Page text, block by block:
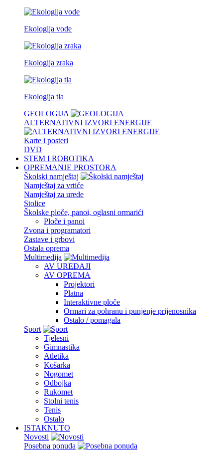
Ekologija vode
Ekologija zraka
Ekologija tla
GEOLOGIJA
ALTERNATIVNI IZVORI ENERGIJE
Karte i posteri
DVD
STEM I ROBOTIKA
OPREMANJE PROSTORA
Školski namještaj
Namještaj za vrtiće
Namještaj za urede
Stolice
Školske ploče, panoi, oglasni ormarići
Ploče i panoi
Zvona i programatori
Zastave i grbovi
Ostala oprema
Multimedija
AV UREĐAJI
AV OPREMA
Projektori
Platna
Interaktivne ploče
Ormari za pohranu i punjenje prijenosnika
Ostalo / pomagala
Sport
Tjelesni
Gimnastika
Atletika
Košarka
Nogomet
Odbojka
Rukomet
Stolni tenis
Tenis
Ostalo
ISTAKNUTO
Novosti
Posebna ponuda